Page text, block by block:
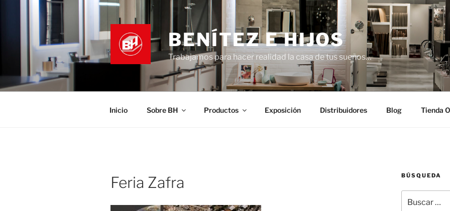
BENÍTEZ E HIJOS
Trabajamos para hacer realidad la casa de tus sueños…
Inicio Sobre BH Productos Exposición Distribuidores Blog Tienda
Feria Zafra BÚSQUEDA
por: